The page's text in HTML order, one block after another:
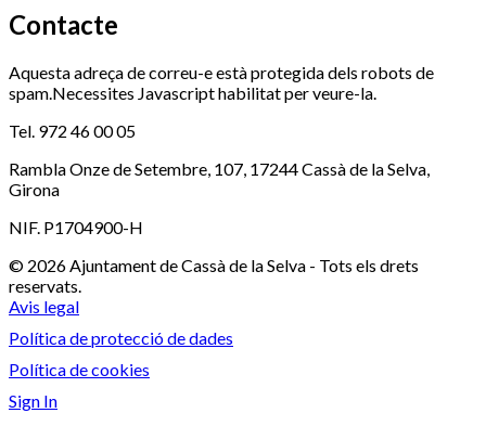
Contacte
Aquesta adreça de correu-e està protegida dels robots de
spam.Necessites Javascript habilitat per veure-la.
Tel. 972 46 00 05
Rambla Onze de Setembre, 107, 17244 Cassà de la Selva,
Girona
NIF. P1704900-H
© 2026 Ajuntament de Cassà de la Selva - Tots els drets
reservats.
Avis legal
Política de protecció de dades
Política de cookies
Sign In